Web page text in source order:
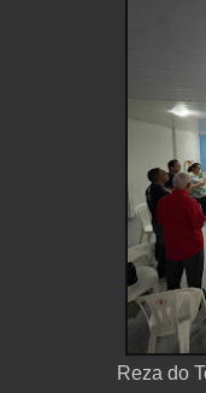
Reza do